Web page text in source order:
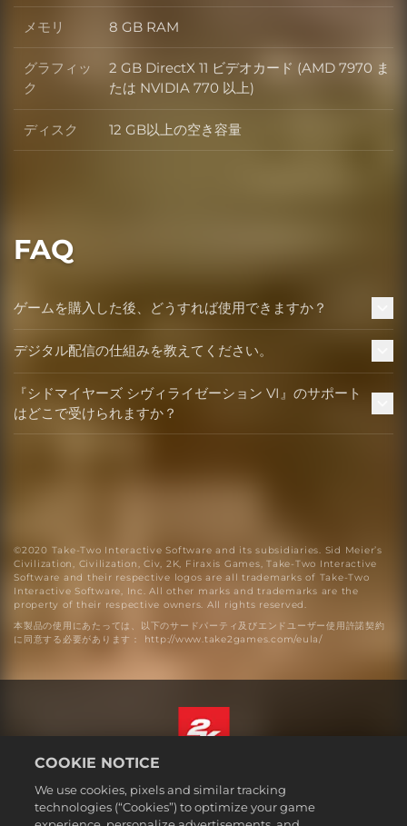
メモリ メモリ
8 GB RAM
グラフィッ
ク
グラフィック
2 GB DirectX 11 ビデオカード (AMD 7970 ま
たは NVIDIA 770 以上)
ディスク ディスク
12 GB以上の空き容量
FAQ
ゲームを購入した後、どうすれば使用できますか？
デジタル配信の仕組みを教えてください。
『シドマイヤーズ シヴィライゼーション VI』のサポート
はどこで受けられますか？
©2020 Take-Two Interactive Software and its subsidiaries. Sid Meier’s
Civilization, Civilization, Civ, 2K, Firaxis Games, Take-Two Interactive
Software and their respective logos are all trademarks of Take-Two
Interactive Software, Inc. All other marks and trademarks are the
property of their respective owners. All rights reserved.
本製品の使用にあたっては、以下のサードパーティ及びエンドユーザー使用許諾契約
に同意する必要があります： http://www.take2games.com/eula/
法務表記
日本語
COOKIE NOTICE
We use cookies, pixels and similar tracking
technologies (“Cookies”) to optimize your game